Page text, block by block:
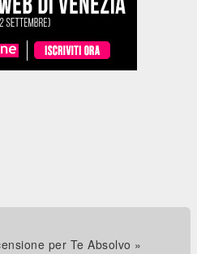
per Te Absolvo »